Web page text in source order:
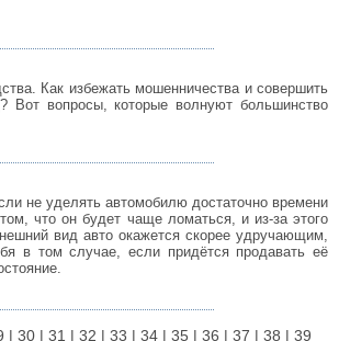
Как избежать мошенничества и совершить
Вот вопросы, которые волнуют большинство
не уделять автомобилю достаточно времени
что он будет чаще ломаться, и из-за этого
вид авто окажется скорее удручающим,
в том случае, если придётся продавать её
| 30 | 31 | 32 | 33 | 34 | 35 | 36 | 37 | 38 | 39